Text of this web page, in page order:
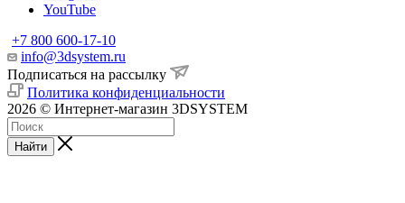
YouTube
+7 800 600-17-10
info@3dsystem.ru
Подписаться на рассылку
Политика конфиденциальности
2026 © Интернет-магазин 3DSYSTEM
Найти